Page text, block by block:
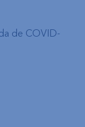
de COVID-